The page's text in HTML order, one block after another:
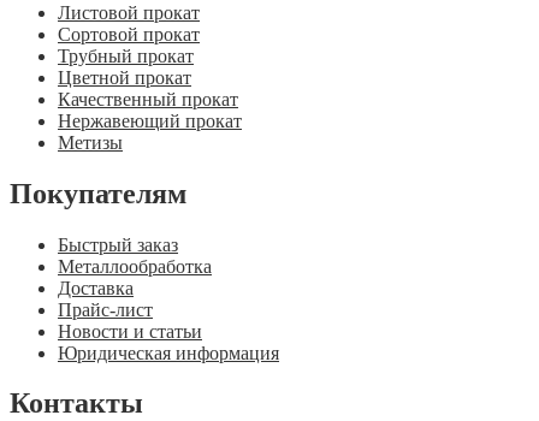
Листовой прокат
Сортовой прокат
Трубный прокат
Цветной прокат
Качественный прокат
Нержавеющий прокат
Метизы
Покупателям
Быстрый заказ
Металлообработка
Доставка
Прайс-лист
Новости и статьи
Юридическая информация
Контакты